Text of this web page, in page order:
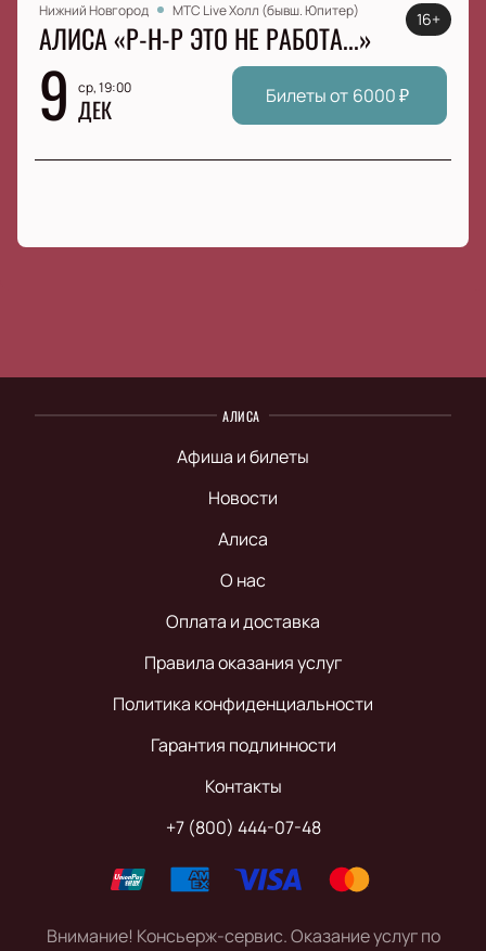
Нижний Новгород МТС Live Холл (бывш. Юпитер)
АЛИСА «Р-Н-Р ЭТО НЕ РАБОТА...»
9 ср, 19:00
ДЕК
16+
Билеты от 6000₽
АЛИСА
Афиша и билеты
Новости
Алиса
О нас
Оплата и доставка
Правила оказания услуг
Политика конфиденциальности
Гарантия подлинности
Контакты
+7 (800) 444-07-48
Внимание! Консьерж-сервис. Оказание услуг по